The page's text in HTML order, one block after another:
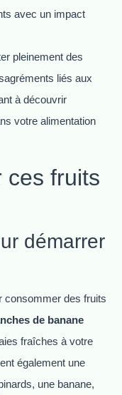
avec un impact
pleinement des
liés aux
à découvrir
votre alimentation
ces fruits
démarrer
consommer des fruits
de banane
fraîches à votre
également une
une banane,